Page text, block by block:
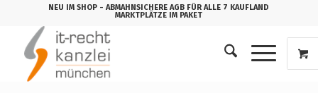
NEU IM SHOP - ABMAHNSICHERE AGB FÜR ALLE 7 KAUFLAND
MARKTPLÄTZE IM PAKET